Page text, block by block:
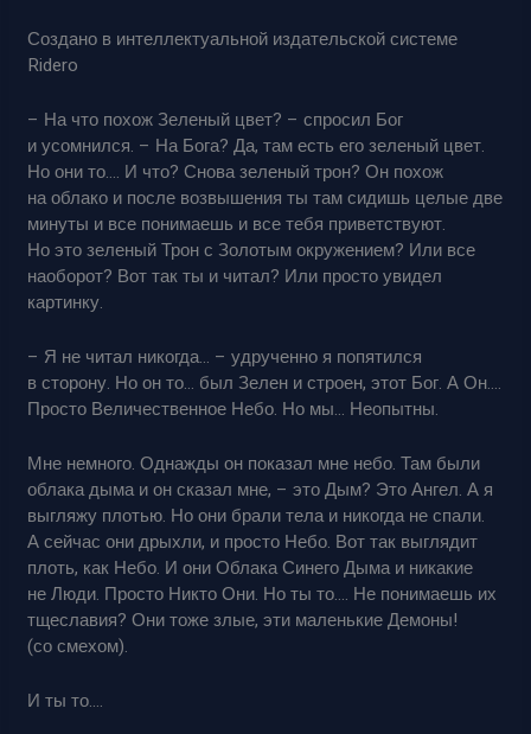
Создано в интеллектуальной издательской системе
Ridero
– На что похож Зеленый цвет? – спросил Бог
и усомнился. – На Бога? Да, там есть его зеленый цвет.
Но они то…. И что? Снова зеленый трон? Он похож
на облако и после возвышения ты там сидишь целые две
минуты и все понимаешь и все тебя приветствуют.
Но это зеленый Трон с Золотым окружением? Или все
наоборот? Вот так ты и читал? Или просто увидел
картинку.
– Я не читал никогда… – удрученно я попятился
в сторону. Но он то… был Зелен и строен, этот Бог. А Он….
Просто Величественное Небо. Но мы… Неопытны.
Мне немного. Однажды он показал мне небо. Там были
облака дыма и он сказал мне, – это Дым? Это Ангел. А я
выгляжу плотью. Но они брали тела и никогда не спали.
А сейчас они дрыхли, и просто Небо. Вот так выглядит
плоть, как Небо. И они Облака Синего Дыма и никакие
не Люди. Просто Никто Они. Но ты то…. Не понимаешь их
тщеславия? Они тоже злые, эти маленькие Демоны!
(со смехом).
И ты то….